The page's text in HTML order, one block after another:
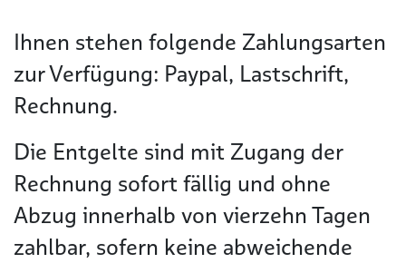
Ihnen stehen folgende Zahlungsarten
zur Verfügung: Paypal, Lastschrift,
Rechnung.
Die Entgelte sind mit Zugang der
Rechnung sofort fällig und ohne
Abzug innerhalb von vierzehn Tagen
zahlbar, sofern keine abweichende